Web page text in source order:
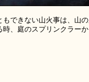
できない山火事は、山
、庭のスプリンクラー